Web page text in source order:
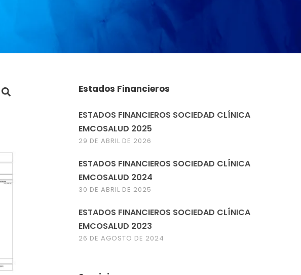
Estados Financieros
ESTADOS FINANCIEROS SOCIEDAD CLÍNICA
EMCOSALUD 2025
29 DE ABRIL DE 2026
ESTADOS FINANCIEROS SOCIEDAD CLÍNICA
EMCOSALUD 2024
30 DE ABRIL DE 2025
ESTADOS FINANCIEROS SOCIEDAD CLÍNICA
EMCOSALUD 2023
26 DE AGOSTO DE 2024